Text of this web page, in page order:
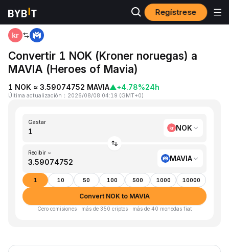
Regístrese
Inicio NOK to MAVIA
Convertir 1 NOK (Kroner noruegas) a
MAVIA (Heroes of Mavia)
1 NOK ≈ 3.59074752 MAVIA▲+4.78%24h
Última actualización ： 2026/08/08 04:19 (GMT+0)
Gastar
NOK
Recibir ~
MAVIA
1 10 50 100 500 1000 10000
Convert NOK to MAVIA
Cero comisiones · más de 350 criptos · más de 40 monedas fiat